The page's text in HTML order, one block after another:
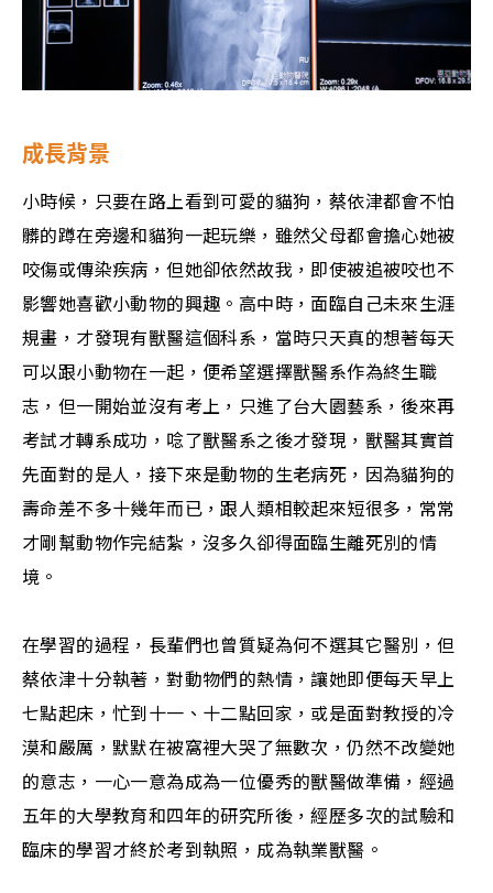
成長背景
小時候，只要在路上看到可愛的貓狗，蔡依津都會不怕
髒的蹲在旁邊和貓狗一起玩樂，雖然父母都會擔心她被
咬傷或傳染疾病，但她卻依然故我，即使被追被咬也不
影響她喜歡小動物的興趣。高中時，面臨自己未來生涯
規畫，才發現有獸醫這個科系，當時只天真的想著每天
可以跟小動物在一起，便希望選擇獸醫系作為終生職
志，但一開始並沒有考上，只進了台大園藝系，後來再
考試才轉系成功，唸了獸醫系之後才發現，獸醫其實首
先面對的是人，接下來是動物的生老病死，因為貓狗的
壽命差不多十幾年而已，跟人類相較起來短很多，常常
才剛幫動物作完結紮，沒多久卻得面臨生離死別的情
境。
在學習的過程，長輩們也曾質疑為何不選其它醫別，但
蔡依津十分執著，對動物們的熱情，讓她即便每天早上
七點起床，忙到十一、十二點回家，或是面對教授的冷
漠和嚴厲，默默在被窩裡大哭了無數次，仍然不改變她
的意志，一心一意為成為一位優秀的獸醫做準備，經過
五年的大學教育和四年的研究所後，經歷多次的試驗和
臨床的學習才終於考到執照，成為執業獸醫。